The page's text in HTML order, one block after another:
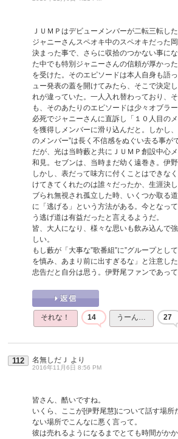
ＪＵＭＰはデビューメンバーが二転三転した
ジャニーさんスペオキ中のスペオキだった
決まった事で、さらに収拾のつかない事に
た中でも特別ジャニーさんの信頼が厚かっ
を受けた。そのエピソードは本人自身も語
ュー発表の蓋を開けてみたら、そこで決定
れが違っていた。一人入れ替わっており、
も、そのあたりのエピソードは少々オブラ
必死でジャニーさんに直訴し「１０人目の
を獲得しメンバーに滑り込んだと。しかし
のメンバー”は長く不信感をぬぐい去る事が
だが、光は当時藪と共にＪＵＭＰ創設中心
和見。セブンは、当時まだ幼く遠巻き。伊
しかし、表だって味方に付くことはできな
けてきてくれたのは誰々だったか、生涯決
ブられ無視され孤立した時、いくつか取る
に「逃げる」という方法がある。今となっ
う逃げ道は有益だったと言えるようだ。
皆、大人になり、様々な思いも飲み込んで
しい。
もし藪が「大事な”歌番組”に”グループとし
を慎み、あまり前に出すぎるな」と注意し
忠告だと自分は思う。伊野尾ファンであって
それな！ 14 うーん… 27
112 名無しだＪ より
2016年11月6日 8:56 PM
皆さん、酷いですね。
いくら、ここが[伊野尾慧]について話す場所
ない場所でこんなに悪く言って。
彼は売れるようになるまでとても時間がか